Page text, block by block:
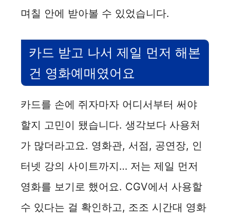
며칠 안에 받아볼 수 있었습니다.
카드 받고 나서 제일 먼저 해본
건 영화예매였어요
카드를 손에 쥐자마자 어디서부터 써야
할지 고민이 됐습니다. 생각보다 사용처
가 많더라고요. 영화관, 서점, 공연장, 인
터넷 강의 사이트까지… 저는 제일 먼저
영화를 보기로 했어요. CGV에서 사용할
수 있다는 걸 확인하고, 조조 시간대 영화